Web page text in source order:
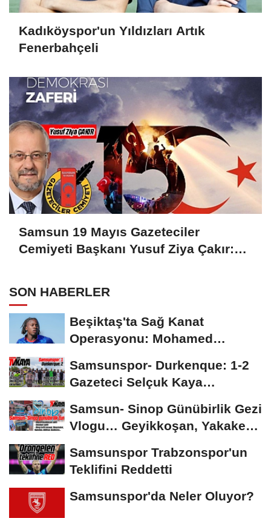
Kadıköyspor'un Yıldızları Artık
Fenerbahçeli
Samsun 19 Mayıs Gazeteciler
Cemiyeti Başkanı Yusuf Ziya Çakır:
SON HABERLER
Beşiktaş'ta Sağ Kanat
Operasyonu: Mohamed
Samsunspor- Durkenque: 1-2
Gazeteci Selçuk Kaya
Samsun- Sinop Günübirlik Gezi
Vlogu… Geyikkoşan, Yakakent,
Samsunspor Trabzonspor'un
Teklifini Reddetti
Samsunspor'da Neler Oluyor?